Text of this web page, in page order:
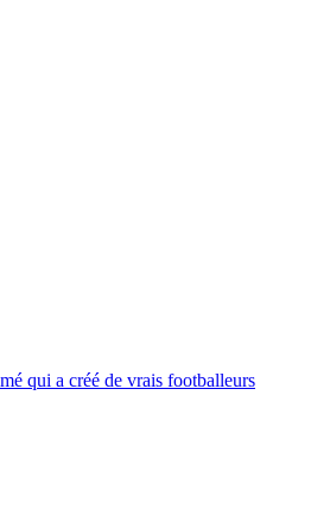
qui a créé de vrais footballeurs